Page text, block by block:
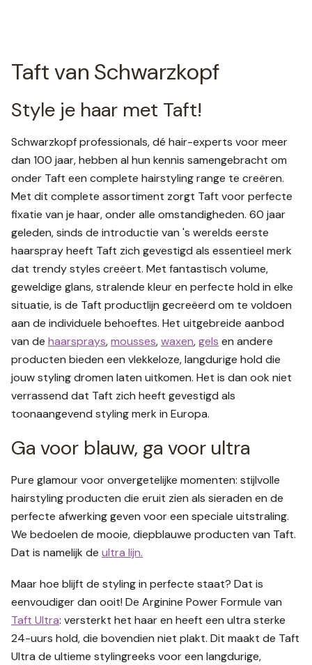
Taft van Schwarzkopf
Style je haar met Taft!
Schwarzkopf professionals, dé hair-experts voor meer
dan 100 jaar, hebben al hun kennis samengebracht om
onder Taft een complete hairstyling range te creëren.
Met dit complete assortiment zorgt Taft voor perfecte
fixatie van je haar, onder alle omstandigheden. 60 jaar
geleden, sinds de introductie van 's werelds eerste
haarspray heeft Taft zich gevestigd als essentieel merk
dat trendy styles creëert. Met fantastisch volume,
geweldige glans, stralende kleur en perfecte hold in elke
situatie, is de Taft productlijn gecreëerd om te voldoen
aan de individuele behoeftes. Het uitgebreide aanbod
van de haarsprays,mousses,waxen,gels en andere
producten bieden een vlekkeloze, langdurige hold die
jouw styling dromen laten uitkomen. Het is dan ook niet
verrassend dat Taft zich heeft gevestigd als
toonaangevend styling merk in Europa.
Ga voor blauw, ga voor ultra
Pure glamour voor onvergetelijke momenten: stijlvolle
hairstyling producten die eruit zien als sieraden en de
perfecte afwerking geven voor een speciale uitstraling.
We bedoelen de mooie, diepblauwe producten van Taft.
Dat is namelijk de ultra lijn.
Maar hoe blijft de styling in perfecte staat? Dat is
eenvoudiger dan ooit! De Arginine Power Formule van
Taft Ultra: versterkt het haar en heeft een ultra sterke
24-uurs hold, die bovendien niet plakt. Dit maakt de Taft
Ultra de ultieme stylingreeks voor een langdurige,